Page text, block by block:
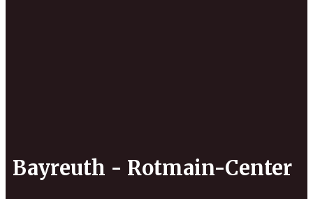
Bayreuth - Rotmain-Center